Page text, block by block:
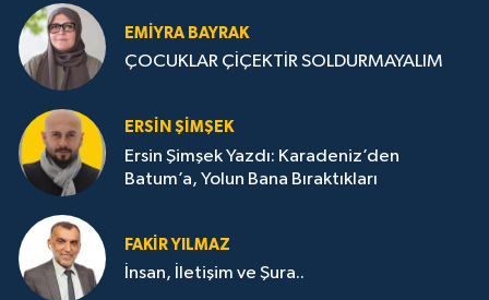
EMIYRA BAYRAK
ÇOCUKLAR ÇİÇEKTİR SOLDURMAYALIM
ERSIN ŞIMŞEK
Ersin Şimşek Yazdı: Karadeniz’den
Batum’a, Yolun Bana Bıraktıkları
FAKIR YILMAZ
İnsan, İletişim ve Şura..